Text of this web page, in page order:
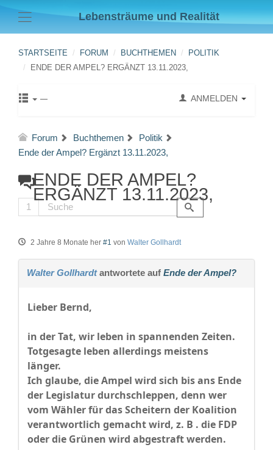
Lebensträume und Realität
STARTSEITE FORUM BUCHTHEMEN
POLITIK
ENDE DER AMPEL? ERGÄNZT 13.11.2023,
ANMELDEN
Forum Buchthemen
Politik
Ende der Ampel? Ergänzt 13.11.2023,
ENDE DER AMPEL?
ERGÄNZT 13.11.2023,
1
2 Jahre 8 Monate her #1 von Walter Gollhardt
Walter Gollhardtantwortete auf Ende der Ampel?
Lieber Bernd,
in der Tat, wir leben in spannenden Zeiten.
Totgesagte leben allerdings meistens
länger.
Ich glaube, die Ampel wird sich bis ans Ende
der Legislatur durchschleppen, denn wer
vom Wähler für das Scheitern der Koalition
verantwortlich gemacht wird, z. B . die FDP
oder die Grünen wird abgestraft werden.